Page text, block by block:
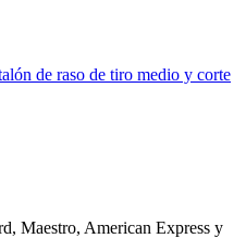
de raso de tiro medio y corte
Maestro, American Express y